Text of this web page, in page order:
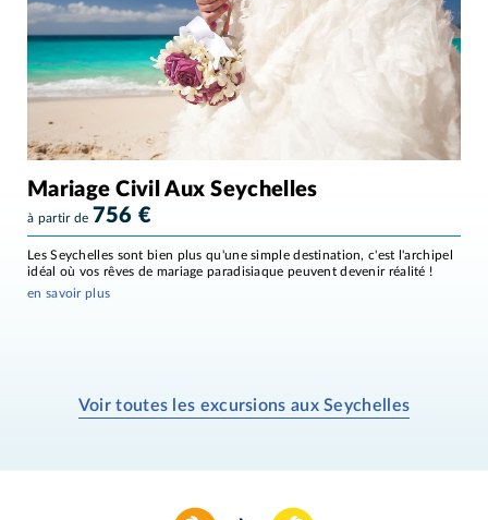
Mariage Civil Aux Seychelles
à partir de 756 €
Les Seychelles sont bien plus qu'une simple destination, c'est l'archipel
idéal où vos rêves de mariage paradisiaque peuvent devenir réalité !
en savoir plus
Voir toutes les excursions aux Seychelles